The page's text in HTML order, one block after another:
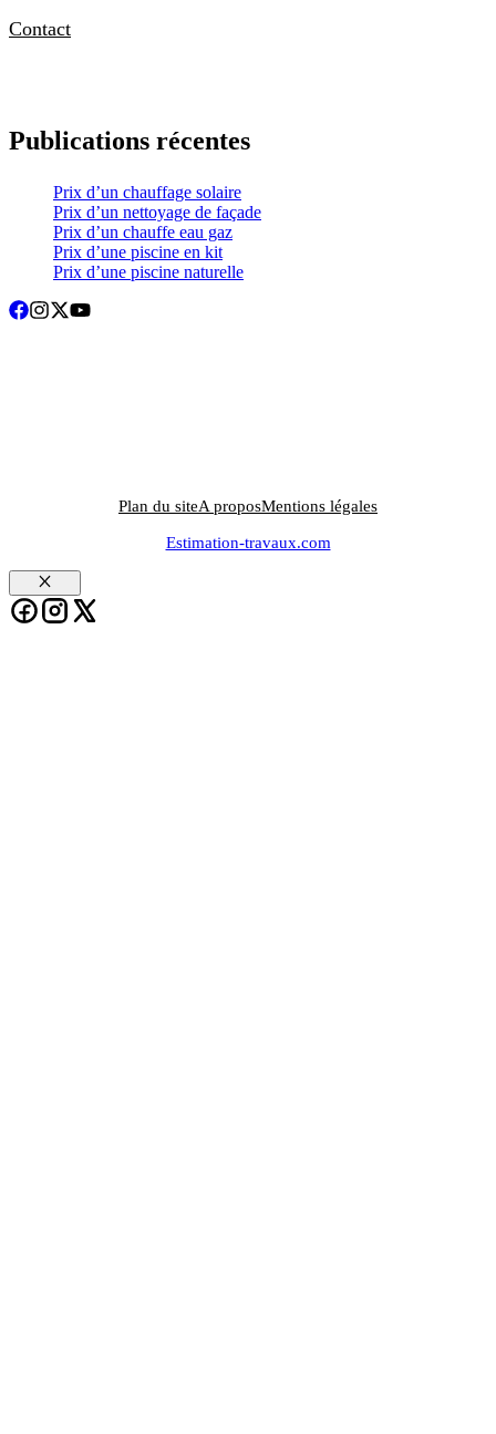
Contact
Publications récentes
Prix d’un chauffage solaire
Prix d’un nettoyage de façade
Prix d’un chauffe eau gaz
Prix d’une piscine en kit
Prix d’une piscine naturelle
Estimation-travaux.com
Plan du siteA proposMentions légales
Fermer